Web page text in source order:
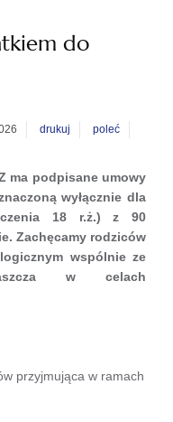
do
drukuj
poleć
ma podpisane umowy
wyłącznie dla
18 r.ż.) z 90
Zachęcamy rodziców
wspólnie ze
w celach
przyjmująca w ramach